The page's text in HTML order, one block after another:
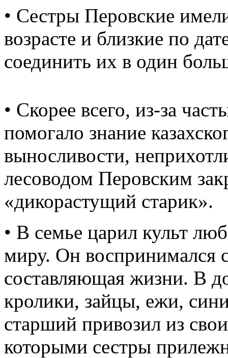
• Сестры Перовские
возрасте и близкие по
соединить их в один
• Скорее всего, из-за
помогало знание
выносливости,
лесоводом Перовским
«дикорастущий старик».
• В семье царил культ
миру. Он воспринимался
составляющая жизни. В
кролики, зайцы, ежи,
старший привозил из
которыми сестры